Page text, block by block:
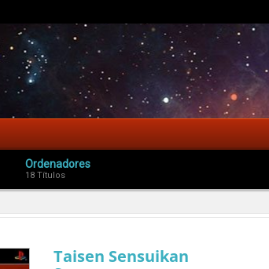
Ordenadores
18 Títulos
Taisen Sensuikan